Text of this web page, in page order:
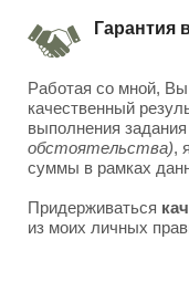
Гарантия
Работая со мной, Вы
качественный
выполнения
обстоятельства),
суммы в рамках
Придерживаться
из моих личных